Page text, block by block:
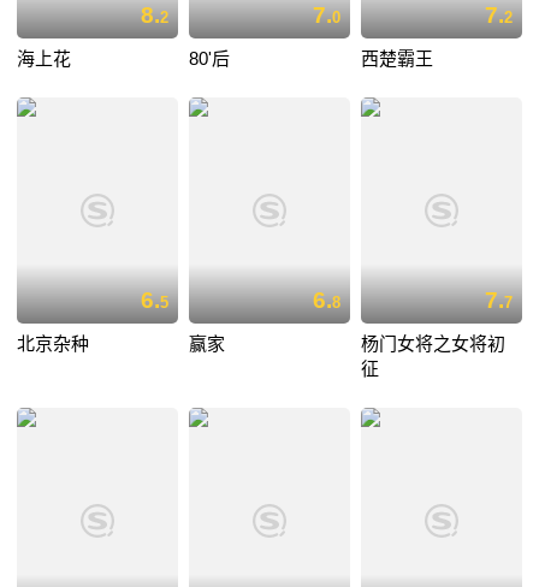
8.2
海上花
7.0
80'后
7.2
西楚霸王
6.5
北京杂种
6.8
赢家
7.7
杨门女将之女将初
征